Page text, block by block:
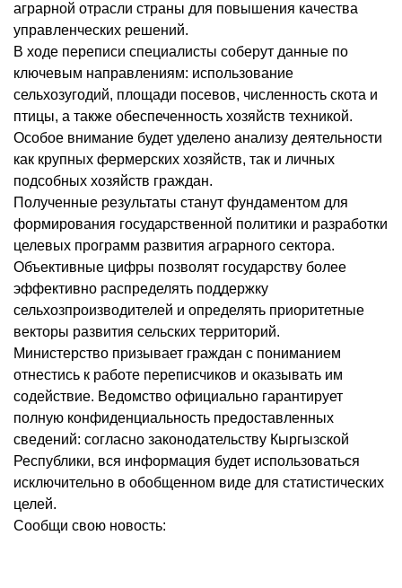
аграрной отрасли страны для повышения качества
управленческих решений.
В ходе переписи специалисты соберут данные по
ключевым направлениям: использование
сельхозугодий, площади посевов, численность скота и
птицы, а также обеспеченность хозяйств техникой.
Особое внимание будет уделено анализу деятельности
как крупных фермерских хозяйств, так и личных
подсобных хозяйств граждан.
Полученные результаты станут фундаментом для
формирования государственной политики и разработки
целевых программ развития аграрного сектора.
Объективные цифры позволят государству более
эффективно распределять поддержку
сельхозпроизводителей и определять приоритетные
векторы развития сельских территорий.
Министерство призывает граждан с пониманием
отнестись к работе переписчиков и оказывать им
содействие. Ведомство официально гарантирует
полную конфиденциальность предоставленных
сведений: согласно законодательству Кыргызской
Республики, вся информация будет использоваться
исключительно в обобщенном виде для статистических
целей.
Сообщи свою новость: